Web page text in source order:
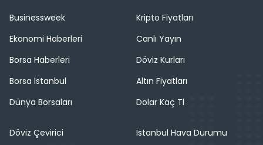
Businessweek
Ekonomi Haberleri
Borsa Haberleri
Borsa İstanbul
Dünya Borsaları
Kripto Fiyatları
Canlı Yayın
Döviz Kurları
Altın Fiyatları
Dolar Kaç Tl
Döviz Çevirici
İstanbul Hava Durumu